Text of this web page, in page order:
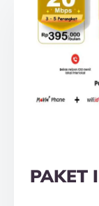
PAKET